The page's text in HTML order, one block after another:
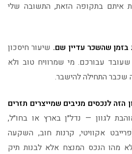
איתם בתקופה הזאת, התשובה שלי
שהשכר עדיין שם. שיעור חיסכון
עבורכם. מי שמרוויח טוב ולא
שכבר התחילה להישבר.
הזה לנכסים מניבים שמייצרים תזרים
לגוון — נדל״ן בארץ או בחו״ל,
אקוויטי, קרנות חוב, השקעה
מהו הנכס המנצח אלא לבנות תיק